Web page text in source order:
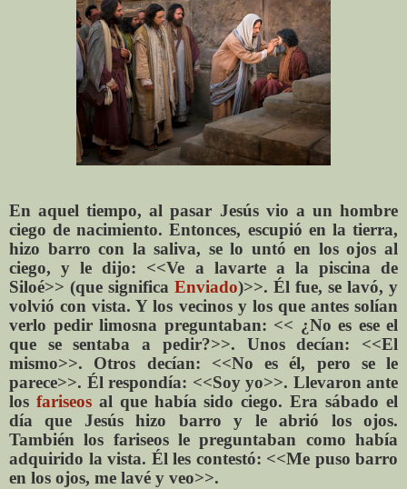
En aquel tiempo, al pasar Jesús vio a un hombre
ciego de nacimiento. Entonces, escupió en la tierra,
hizo barro con la saliva, se lo untó en los ojos al
ciego, y le dijo: <<Ve a lavarte a la piscina de
Siloé>> (que significa Enviado)>>. Él fue, se lavó, y
volvió con vista. Y los vecinos y los que antes solían
verlo pedir limosna preguntaban: << ¿No es ese el
que se sentaba a pedir?>>. Unos decían: <<El
mismo>>. Otros decían: <<No es él, pero se le
parece>>. Él respondía: <<Soy yo>>. Llevaron ante
los fariseosal que había sido ciego. Era sábado el
día que Jesús hizo barro y le abrió los ojos.
También los fariseos le preguntaban como había
adquirido la vista. Él les contestó: <<Me puso barro
en los ojos, me lavé y veo>>.